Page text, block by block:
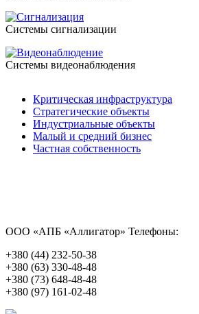
Системы сигнализации
Системы видеонаблюдения
Критическая инфраструктура
Стратегические объекты
Индустриальные объекты
Малый и средний бизнес
Частная собственность
ООО «АПБ «Аллигатор» Телефоны:
+380 (44) 232-50-38
+380 (63) 330-48-48
+380 (73) 648-48-48
+380 (97) 161-02-48